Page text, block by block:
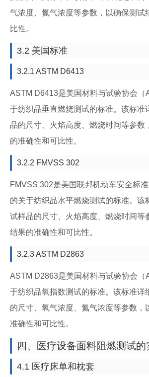
气浓度、氮气浓度等参数，以确保测试
比性。
3.2 美国标准
3.2.1 ASTM D6413
ASTM D6413是美国材料与试验协会（
于纺织品垂直燃烧测试的标准。该标准
品的尺寸、火焰高度、燃烧时间等参数
的准确性和可比性。
3.2.2 FMVSS 302
FMVSS 302是美国联邦机动车安全标
的关于纺织品水平燃烧测试的标准。该
试样品的尺寸、火焰高度、燃烧时间等
结果的准确性和可比性。
3.2.3 ASTM D2863
ASTM D2863是美国材料与试验协会（
于纺织品氧指数测试的标准。该标准详
的尺寸、氧气浓度、氮气浓度等参数，
准确性和可比性。
四、医疗设备面料阻燃测试的
4.1 医疗床单和枕套